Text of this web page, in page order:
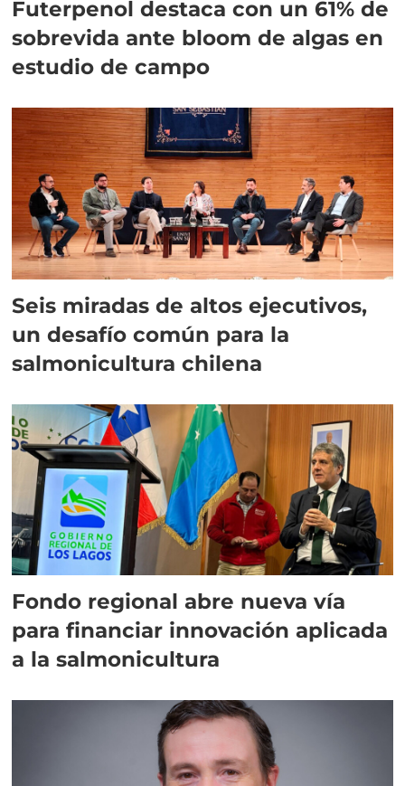
Futerpenol destaca con un 61% de
sobrevida ante bloom de algas en
estudio de campo
Seis miradas de altos ejecutivos,
un desafío común para la
salmonicultura chilena
Fondo regional abre nueva vía
para financiar innovación aplicada
a la salmonicultura